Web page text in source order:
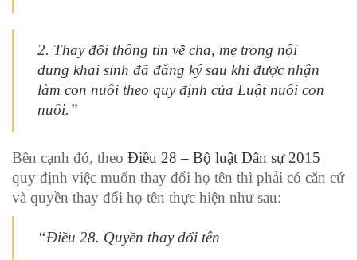
2. Thay đổi thông tin về cha, mẹ trong nội
dung khai sinh đã đăng ký sau khi được nhận
làm con nuôi theo quy định của Luật nuôi con
nuôi.”
Bên cạnh đó, theo Điều 28 – Bộ luật Dân sự 2015
quy định việc muốn thay đổi họ tên thì phải có căn cứ
và quyền thay đổi họ tên thực hiện như sau:
“Điều 28. Quyền thay đổi tên